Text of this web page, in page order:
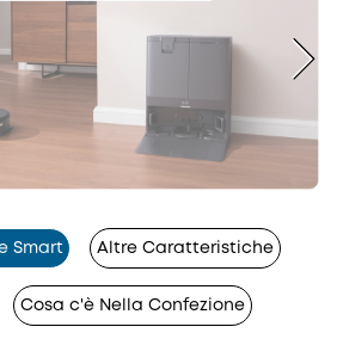
Smart Altre Caratteristiche
Cosa c'è Nella Confezione